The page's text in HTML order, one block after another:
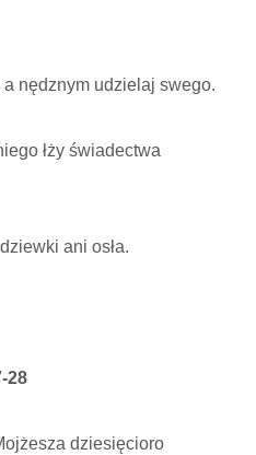
nędznym udzielaj swego.
łży świadectwa
ani osła.
28
dziesięcioro